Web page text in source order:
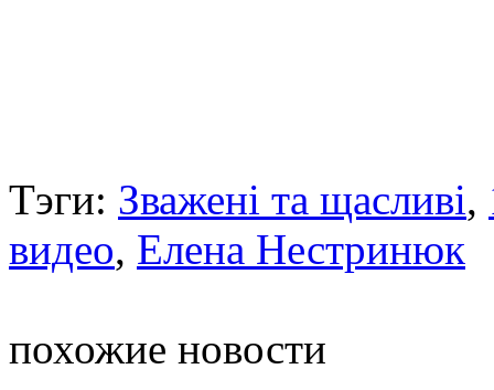
Тэги: Зважені та щасливі,
видео, Елена Нестринюк
похожие новости